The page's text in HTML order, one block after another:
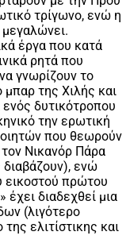
τρίγωνο, ενώ η
έργα που κατά
ρητά που
γνωρίζουν το
μπαρ της Χιλής και
δυτικότροπου
την ερωτική
που θεωρούν
Νικανόρ Πάρα
ενώ
εικοστού πρώτου
έχει διαδεχθεί μια
(λιγότερο
ελιτίστικης και